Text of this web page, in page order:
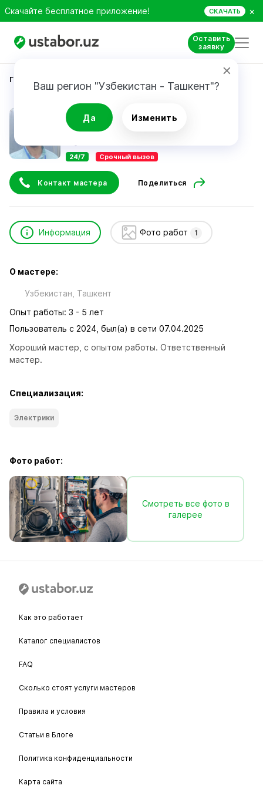
Скачайте бесплатное приложение! СКАЧАТЬ ×
Оставить
заявку
Ваш регион "Узбекистан - Ташкент"?
Да Изменить
Главная
Жасур
24/7 Срочный вызов
Контакт мастера Поделиться
Информация Фото работ 1
О мастере:
Узбекистан, Ташкент
Опыт работы: 3 - 5 лет
Пользователь с 2024, был(а) в сети 07.04.2025
Хороший мастер, с опытом работы. Ответственный
мастер.
Специализация:
Электрики
Фото работ:
Смотреть все фото в
галерее
Как это работает
Каталог специалистов
FAQ
Сколько стоят услуги мастеров
Правила и условия
Статьи в Блоге
Политика конфиденциальности
Карта сайта